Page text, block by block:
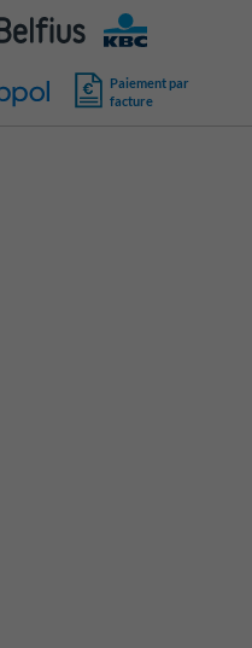
Paiement par
facture